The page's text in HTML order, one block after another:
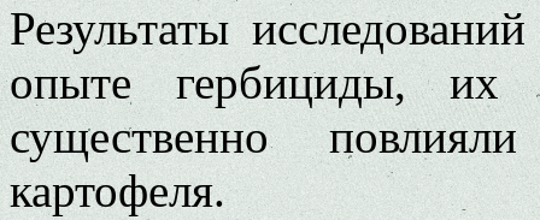
Результаты
опыте гербициды,
существенно
картофеля.